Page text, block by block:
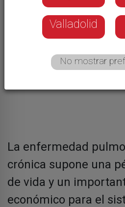
La enfermedad
crónica supone una
de vida y un
económico para el
Valladolid
No mostrar